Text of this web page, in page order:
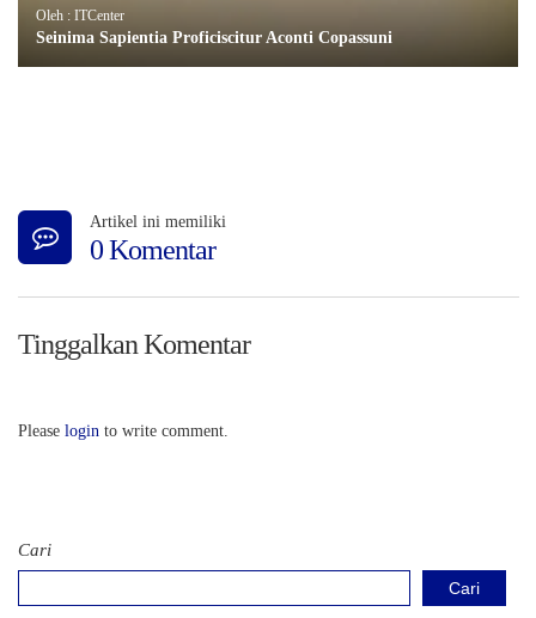
Oleh : ITCenter
Seinima Sapientia Proficiscitur Aconti Copassuni
Artikel ini memiliki
0 Komentar
Tinggalkan Komentar
Please login to write comment.
Cari
Cari